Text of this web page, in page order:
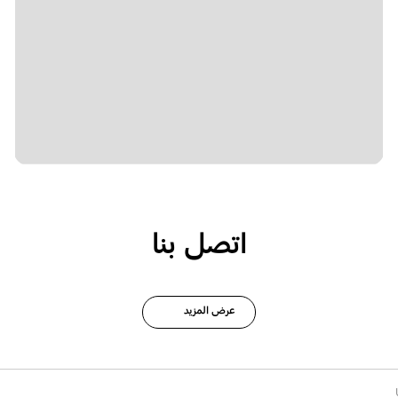
اتصل بنا
عرض المزيد